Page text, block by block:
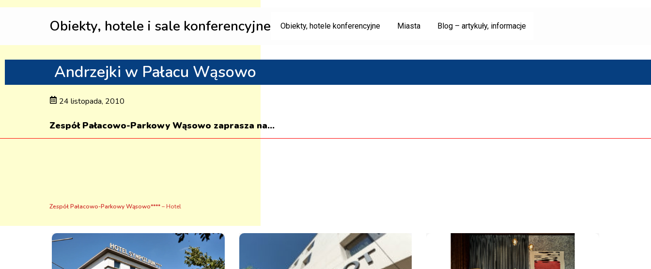
Obiekty, hotele i sale konferencyjne Obiekty, hotele konferencyjne Miasta Blog – artykuły, informacje
Andrzejki w Pałacu Wąsowo
24 listopada, 2010
Zespół Pałacowo-Parkowy Wąsowo zaprasza na...
Zespół Pałacowo-Parkowy Wąsowo****– Hotel